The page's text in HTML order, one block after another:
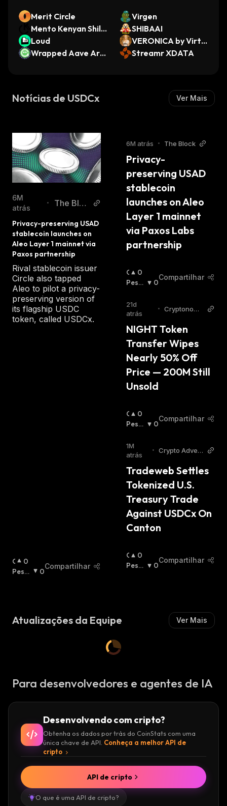
Merit Circle
Virgen
Mento Kenyan Shilli
ng
SHIBAAI
Loud
VERONICA by Virtu
als
Wrapped Aave Arbi
Streamr XDATA
Notícias de USDCx Ver Mais
6M
atrás
•
The Bloc
Privacy-preserving USAD
stablecoin launches on
Aleo Layer 1 mainnet via
Paxos partnership
Rival stablecoin issuer
Circle also tapped
Aleo to pilot a privacy-
preserving version of
its flagship USDC
token, called USDCx.
O
T
T
0
Pessi
0
Compartilhar
6M atrás • The Block
Privacy-
preserving USAD
stablecoin
launches on Aleo
Layer 1 mainnet
via Paxos Labs
partnership
O
T
M
I
T
A
:
0
Pessi
:
0
Compartilhar
21d
atrás
• Cryptonomi
NIGHT Token
Transfer Wipes
Nearly 50% Off
Price — 200M Still
Unsold
O
T
M
I
A
:
0
Pessi
:
0
Compartilhar
1M
atrás
• Crypto Advent
Tradeweb Settles
Tokenized U.S.
Treasury Trade
Against USDCx On
Canton
O
T
0
Pessi
0
Compartilhar
Atualizações da Equipe Ver Mais
Para desenvolvedores e agentes de IA
Desenvolvendo com cripto?
Obtenha os dados por trás do CoinStats com uma
única chave de API. Conheça a melhor API de
cripto
O que é uma API de cripto?
API de cripto